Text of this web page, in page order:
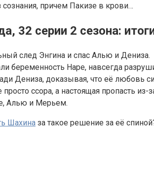
причем Пакизе в крови…
32 серии 2 сезона:
след Энгина и спас Алью и Дениза.
беременность Наре, навсегда
Дениза, доказывая, что её любовь
ссора, а настоящая пропасть
Алью и Мерьем.
Шахина за такое решение за её